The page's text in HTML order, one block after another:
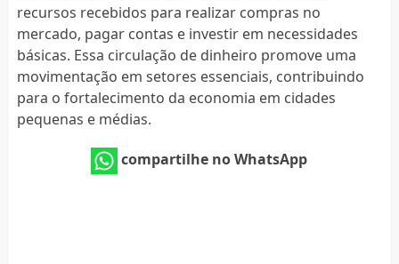
recursos recebidos para realizar compras no
mercado, pagar contas e investir em necessidades
básicas. Essa circulação de dinheiro promove uma
movimentação em setores essenciais, contribuindo
para o fortalecimento da economia em cidades
pequenas e médias.
compartilhe no WhatsApp